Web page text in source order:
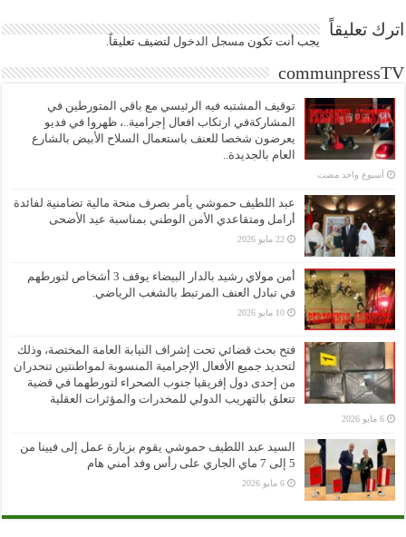
اترك تعليقاً
يجب أنت تكون مسجل الدخول لتضيف تعليقاً.
communpressTV
توقيف المشتبه فيه الرئيسي مع باقي المتورطين في
المشاركةفي ارتكاب افعال إجرامية..، ظهروا في فديو
يعرضون شخصا للعنف باستعمال السلاح الأبيض بالشارع
العام بالجديدة..
‏أسبوع واحد مضت
عبد اللطيف حموشي يأمر بصرف منحة مالية تضامنية لفائدة
أرامل ومتقاعدي الأمن الوطني بمناسبة عيد الأضحى
22 مايو 2026
أمن مولاي رشيد بالدار البيضاء يوقف 3 أشخاص لتورطهم
في تبادل العنف المرتبط بالشغب الرياضي.
10 مايو 2026
فتح بحث قضائي تحت إشراف النيابة العامة المختصة، وذلك
لتحديد جميع الأفعال الإجرامية المنسوبة لمواطنتين تنحدران
من إحدى دول إفريقيا جنوب الصحراء لتورطهما في قضية
تتعلق بالتهريب الدولي للمخدرات والمؤثرات العقلية
6 مايو 2026
السيد عبد اللطيف حموشي يقوم بزيارة عمل إلى فيينا من
5 إلى 7 ماي الجاري على رأس وفد أمني هام
6 مايو 2026